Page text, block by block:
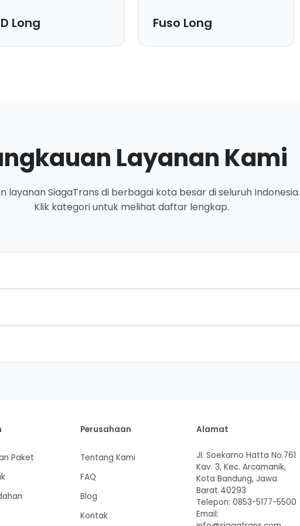
Long
keamanan.
Fuso Long
dibuka dari sisi samping.
Layanan Kami
layanan SiagaTrans di berbagai kota besar di seluruh Indonesia.
Klik kategori untuk melihat daftar lengkap.
Paket
Perusahaan
Tentang Kami
FAQ
Blog
Kontak
Alamat
Jl. Soekarno Hatta No.761
Kav. 3, Kec. Arcamanik,
Kota Bandung, Jawa
Barat 40293
Telepon: 0853-5177-5500
Email: